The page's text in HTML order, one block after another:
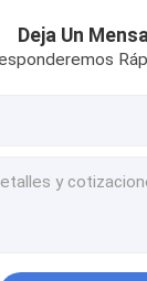
acanala los partes
que muelen del
Deja Un